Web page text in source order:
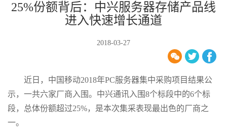
25%份额背后：中兴服务器存储产品线
进入快速增长通道
2018-03-27
近日，中国移动2018年PC服务器集中采购项目结果公
示，一共六家厂商入围。中兴通讯入围8个标段中的6个标
段，总体份额超过25%，是本次集采表现最出色的厂商之
一。